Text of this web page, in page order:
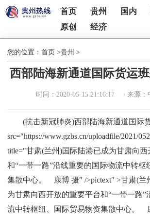
首页 贵州 国内
原创
经济
您的位置： 首页 >贵州 >
西部陆海新通道国际货运
时间：2020-05-15 21:16:17 来源：
(抗击新冠肺炎)西部陆海新通道国际
src="https://www.gzbs.cn/uploadfile/2021/
title="甘肃(兰州)国际陆港已成为甘肃向西
和“一带一路”沿线重要的国际物流中转枢
集散中心。 康博 摄" />pictext" >甘肃(兰
为甘肃向西开放的重要平台和“一带一路”
流中转枢纽、国际贸易物资集散中心。